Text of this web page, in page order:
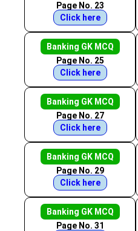
Page No. 23
Click here
Banking GK MCQ
Page No. 25
Click here
Banking GK MCQ
Page No. 27
Click here
Banking GK MCQ
Page No. 29
Click here
Banking GK MCQ
Page No. 31